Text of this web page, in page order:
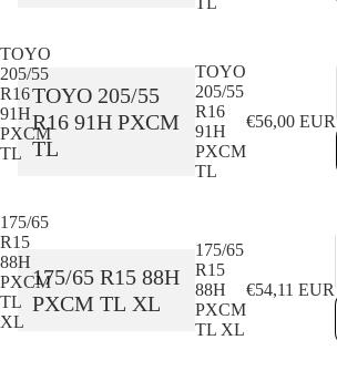
TOYO
205/55
R16
91H
PXCM
TL
TOYO 205/55
R16 91H PXCM
TL
TOYO
205/55
R16
91H
PXCM
TL
€56,00 EUR
175/65
R15
88H
PXCM
TL
XL
175/65 R15 88H
PXCM TL XL
175/65
R15
88H
PXCM
TL XL
€54,11 EUR